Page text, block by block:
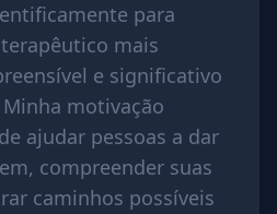
para
mais
e significativo
motivação
ajudar pessoas a dar
compreender suas
caminhos possíveis